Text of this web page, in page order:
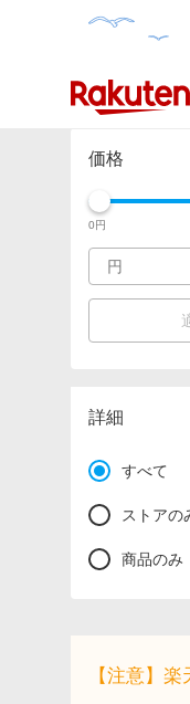
カテゴリー一覧
価格
0円
詳細
すべて
ストアの
商品のみ
【注意】